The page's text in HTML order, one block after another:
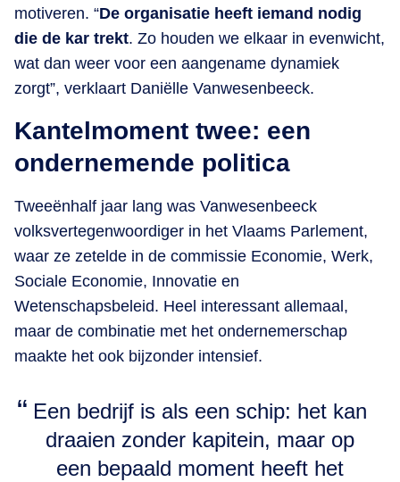
motiveren. “De organisatie heeft iemand nodig
die de kar trekt. Zo houden we elkaar in evenwicht,
wat dan weer voor een aangename dynamiek
zorgt”, verklaart Daniëlle Vanwesenbeeck.
Kantelmoment twee: een
ondernemende politica
Tweeënhalf jaar lang was Vanwesenbeeck
volksvertegenwoordiger in het Vlaams Parlement,
waar ze zetelde in de commissie Economie, Werk,
Sociale Economie, Innovatie en
Wetenschapsbeleid. Heel interessant allemaal,
maar de combinatie met het ondernemerschap
maakte het ook bijzonder intensief.
Een bedrijf is als een schip: het kan
draaien zonder kapitein, maar op
een bepaald moment heeft het